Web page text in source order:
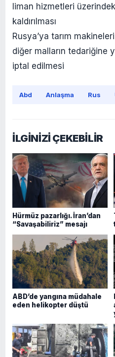
liman hizmetleri üzerindeki
kaldırılması
Rusya’ya tarım
diğer malların tedariğine
iptal edilmesi
Abd Anlaşma Rus
İLGİNİZİ ÇEKEBİLİR
Hürmüz pazarlığı. İran’dan
“Savaşabiliriz” mesajı
ABD’de yangına müdahale
eden helikopter düştü